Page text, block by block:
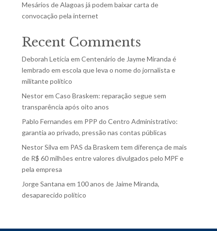
Mesários de Alagoas já podem baixar carta de
convocação pela internet
Recent Comments
Deborah Letícia em Centenário de Jayme Miranda é
lembrado em escola que leva o nome do jornalista e
militante político
Nestorem Caso Braskem: reparação segue sem
transparência após oito anos
Pablo Fernandes em PPP do Centro Administrativo:
garantia ao privado, pressão nas contas públicas
Nestor Silva em PAS da Braskem tem diferença de mais
de R$ 60 milhões entre valores divulgados pelo MPF e
pela empresa
Jorge Santana em 100 anos de Jaime Miranda,
desaparecido político